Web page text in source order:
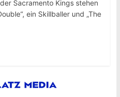
Sacramento Kings stehen
ein Skillballer und „The